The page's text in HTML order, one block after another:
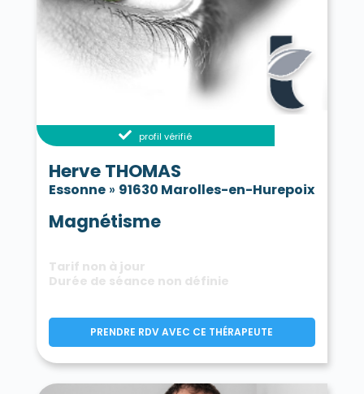
profil vérifié
Herve THOMAS
Essonne» 91630 Marolles-en-Hurepoix
Magnétisme
Tarif non à jour
Durée de séance non définie
PRENDRE RDV AVEC CE THÉRAPEUTE